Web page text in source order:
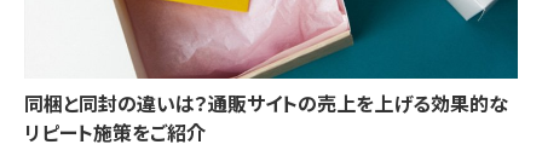
同梱と同封の違いは？通販サイトの売上を上げる効果的な
リピート施策をご紹介